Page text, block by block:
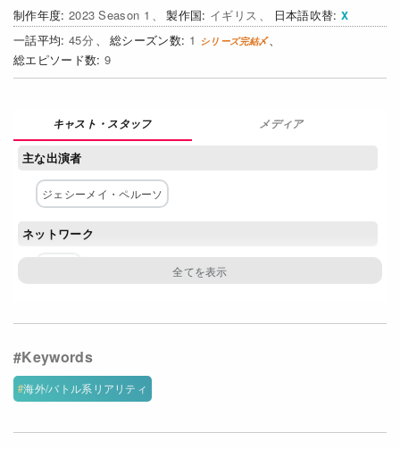
Watchlist
過去の配信終了作品
2023 Season 1
イギリス
日本語吹替
45
1
9
メディア
主な出演者
ジェシーメイ・ペルーソ
ネットワーク
海外/バトル系リアリティ